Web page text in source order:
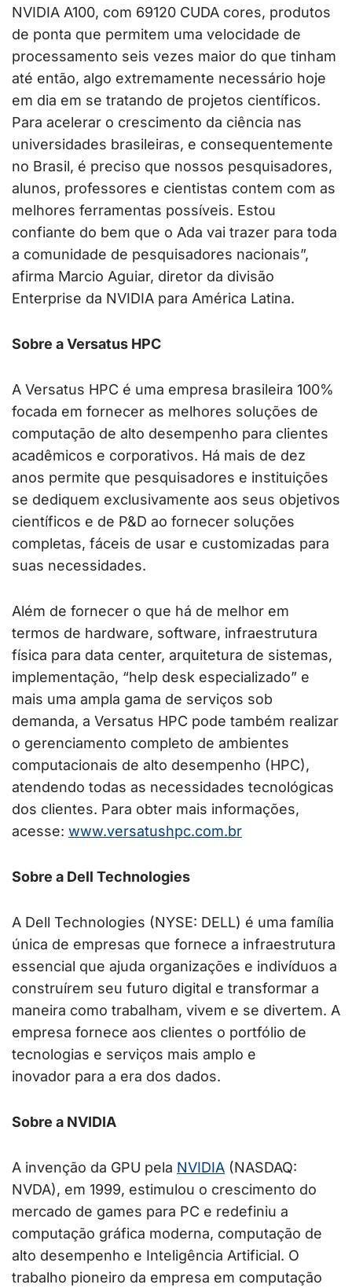
NVIDIA A100, com 69120 CUDA cores, produtos
de ponta que permitem uma velocidade de
processamento seis vezes maior do que tinham
até então, algo extremamente necessário hoje
em dia em se tratando de projetos científicos.
Para acelerar o crescimento da ciência nas
universidades brasileiras, e consequentemente
no Brasil, é preciso que nossos pesquisadores,
alunos, professores e cientistas contem com as
melhores ferramentas possíveis. Estou
confiante do bem que o Ada vai trazer para toda
a comunidade de pesquisadores nacionais”,
afirma Marcio Aguiar, diretor da divisão
Enterprise da NVIDIA para América Latina.
Sobre a Versatus HPC
A Versatus HPC é uma empresa brasileira 100%
focada em fornecer as melhores soluções de
computação de alto desempenho para clientes
acadêmicos e corporativos. Há mais de dez
anos permite que pesquisadores e instituições
se dediquem exclusivamente aos seus objetivos
científicos e de P&D ao fornecer soluções
completas, fáceis de usar e customizadas para
suas necessidades.
Além de fornecer o que há de melhor em
termos de hardware, software, infraestrutura
física para data center, arquitetura de sistemas,
implementação, “help desk especializado” e
mais uma ampla gama de serviços sob
demanda, a Versatus HPC pode também realizar
o gerenciamento completo de ambientes
computacionais de alto desempenho (HPC),
atendendo todas as necessidades tecnológicas
dos clientes. Para obter mais informações,
acesse: www.versatushpc.com.br
Sobre a Dell Technologies
A Dell Technologies (NYSE: DELL) é uma família
única de empresas que fornece a infraestrutura
essencial que ajuda organizações e indivíduos a
construírem seu futuro digital e transformar a
maneira como trabalham, vivem e se divertem. A
empresa fornece aos clientes o portfólio de
tecnologias e serviços mais amplo e
inovador para a era dos dados.
Sobre a NVIDIA
A invenção da GPU pela NVIDIA (NASDAQ:
NVDA), em 1999, estimulou o crescimento do
mercado de games para PC e redefiniu a
computação gráfica moderna, computação de
alto desempenho e Inteligência Artificial. O
trabalho pioneiro da empresa em computação